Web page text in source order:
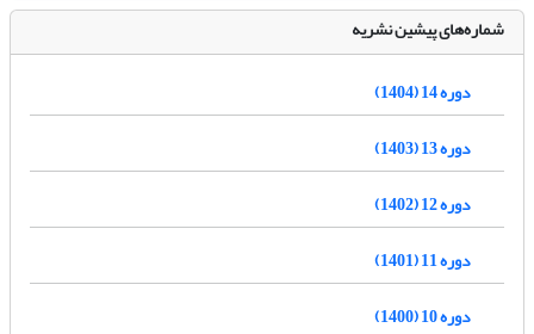
شماره‌های پیشین نشریه
دوره 14 (1404)
دوره 13 (1403)
دوره 12 (1402)
دوره 11 (1401)
دوره 10 (1400)